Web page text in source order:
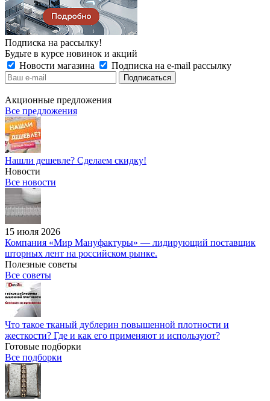
Подписка на рассылку!
Будьте в курсе новинок и акций
Новости магазина
Подписка на e-mail рассылку
Акционные предложения
Все предложения
Нашли дешевле? Сделаем скидку!
Новости
Все новости
15 июля 2026
Компания «Мир Мануфактуры» — лидирующий поставщик
шторных лент на российском рынке.
Полезные советы
Все советы
Что такое тканый дублерин повышенной плотности и
жесткости? Где и как его применяют и используют?
Готовые подборки
Все подборки